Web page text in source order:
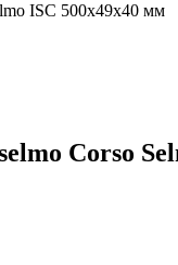
ISC 500х49х40 мм
Corso